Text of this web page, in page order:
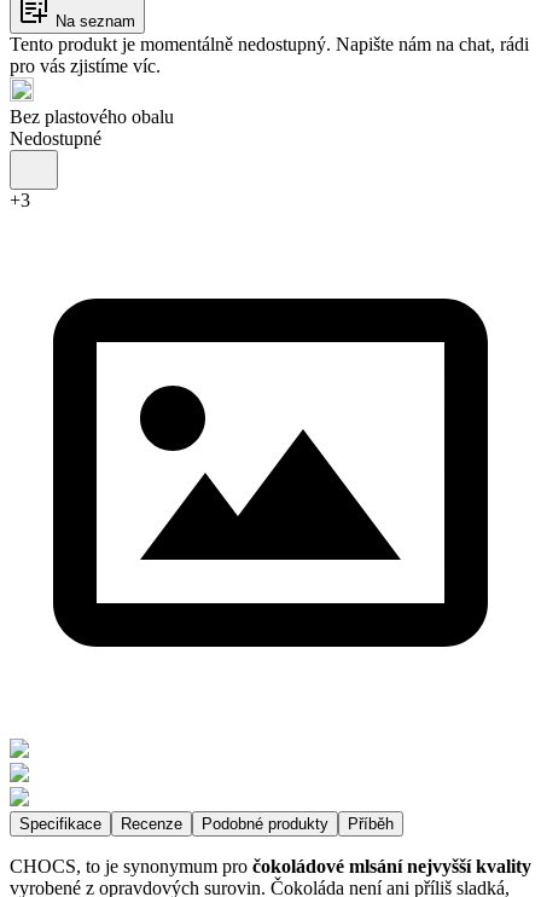
Na seznam
Tento produkt je momentálně nedostupný. Napište nám na chat, rádi
pro vás zjistíme víc.
Bez plastového obalu
Nedostupné
+3
Specifikace Recenze Podobné produkty Příběh
CHOCS, to je synonymum pro čokoládové mlsání nejvyšší kvality
vyrobené z opravdových surovin. Čokoláda není ani příliš sladká,